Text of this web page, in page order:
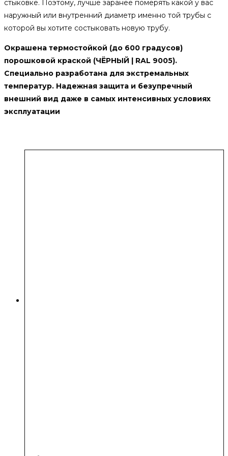
стыковке. Поэтому, лучше заранее померять какой у вас
наружный или внутренний диаметр именно той трубы с
которой вы хотите состыковать новую трубу.
Окрашена термостойкой (до 600 градусов)
порошковой краской (ЧЁРНЫЙ | RAL 9005).
Специально разработана для экстремальных
температур. Надежная защита и безупречный
внешний вид даже в самых интенсивных условиях
эксплуатации